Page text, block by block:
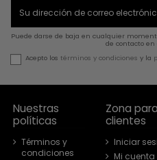
Puede darse de baja en cualquier
de contacto en
Acepto los términos y condiciones y la
Nuestras
políticas
Términos y
condiciones
Zona para
clientes
Iniciar
Mi cuenta